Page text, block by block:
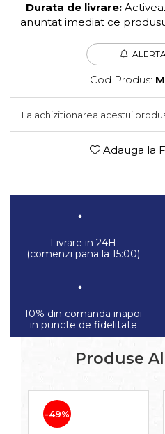
Durata de livrare:
anuntat imediat ce
Cod Produs:
La achizitionarea acestui
Adauga la
Livrare in 24H
(comenzi pana la 15:00)
10% din comanda inapoi
in puncte de fidelitate
Produse
-49%